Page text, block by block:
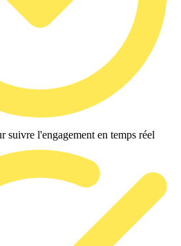
suivre l'engagement en temps réel